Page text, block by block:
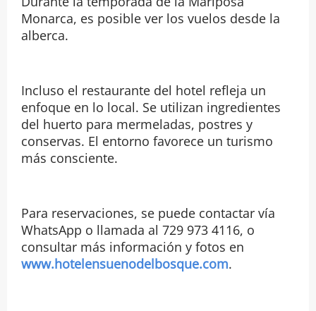
Monarca, es posible ver los vuelos desde la
alberca.
Incluso el restaurante del hotel refleja un
enfoque en lo local. Se utilizan ingredientes
del huerto para mermeladas, postres y
conservas. El entorno favorece un turismo
más consciente.
Para reservaciones, se puede contactar vía
WhatsApp o llamada al 729 973 4116, o
consultar más información y fotos en
www.hotelensuenodelbosque.com.